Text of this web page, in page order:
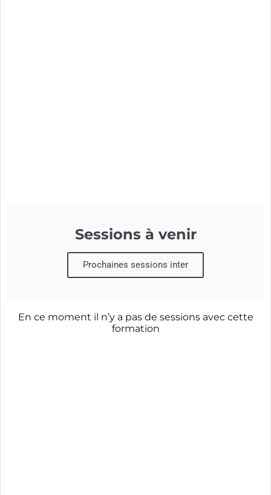
Sessions à venir
Prochaines sessions inter
En ce moment il n’y a pas de sessions avec cette
formation